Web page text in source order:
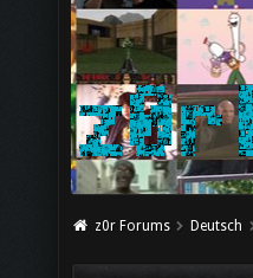
z0r Forums Deutsch